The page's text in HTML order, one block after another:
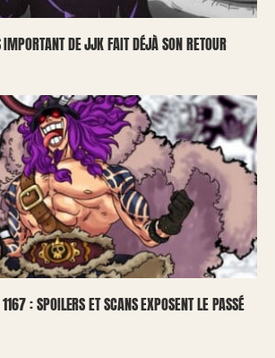
IMPORTANT DE JJK FAIT DÉJÀ SON RETOUR
: SPOILERS ET SCANS EXPOSENT LE PASSÉ